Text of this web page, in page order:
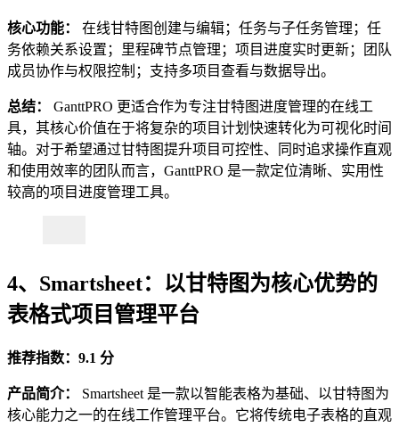
核心功能：
在线甘特图创建与编辑；任务与子任务管理；任
务依赖关系设置；里程碑节点管理；项目进度实时更新；团队
成员协作与权限控制；支持多项目查看与数据导出。
总结：
GanttPRO 更适合作为专注甘特图进度管理的在线工
具，其核心价值在于将复杂的项目计划快速转化为可视化时间
轴。对于希望通过甘特图提升项目可控性、同时追求操作直观
和使用效率的团队而言，GanttPRO 是一款定位清晰、实用性
较高的项目进度管理工具。
4、Smartsheet：以甘特图为核心优势的
表格式项目管理平台
推荐指数：9.1 分
产品简介：
Smartsheet 是一款以智能表格为基础、以甘特图为
核心能力之一的在线工作管理平台。它将传统电子表格的直观